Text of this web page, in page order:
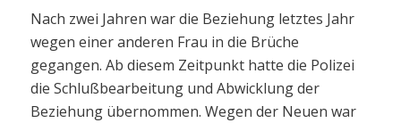
Nach zwei Jahren war die Beziehung letztes Jahr
wegen einer anderen Frau in die Brüche
gegangen. Ab diesem Zeitpunkt hatte die Polizei
die Schlußbearbeitung und Abwicklung der
Beziehung übernommen. Wegen der Neuen war